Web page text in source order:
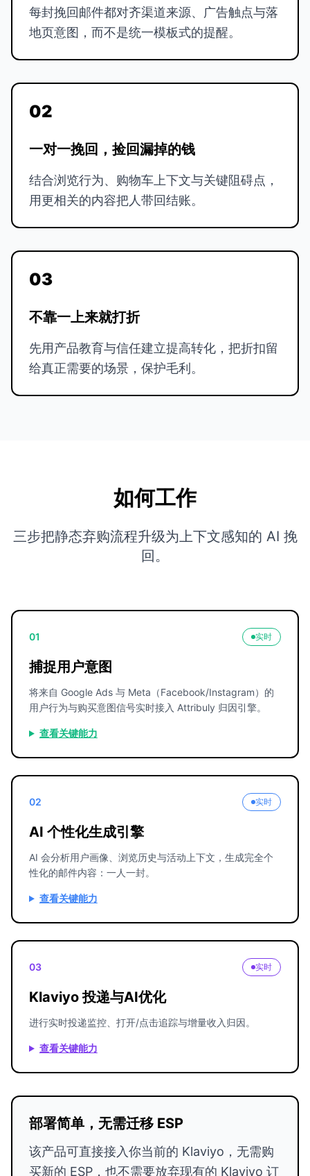
每封挽回邮件都对齐渠道来源、广告触点与落
地页意图，而不是统一模板式的提醒。
02
一对一挽回，捡回漏掉的钱
结合浏览行为、购物车上下文与关键阻碍点，
用更相关的内容把人带回结账。
03
不靠一上来就打折
先用产品教育与信任建立提高转化，把折扣留
给真正需要的场景，保护毛利。
如何工作
三步把静态弃购流程升级为上下文感知的 AI 挽
回。
01 实时
捕捉用户意图
将来自 Google Ads 与 Meta（Facebook/Instagram）的
用户行为与购买意图信号实时接入 Attribuly 归因引擎。
查看关键能力
02 实时
AI 个性化生成引擎
AI 会分析用户画像、浏览历史与活动上下文，生成完全个
性化的邮件内容：一人一封。
查看关键能力
03 实时
Klaviyo 投递与AI优化
进行实时投递监控、打开/点击追踪与增量收入归因。
查看关键能力
部署简单，无需迁移 ESP
该产品可直接接入你当前的 Klaviyo，无需购
买新的 ESP，也不需要放弃现有的 Klaviyo 订